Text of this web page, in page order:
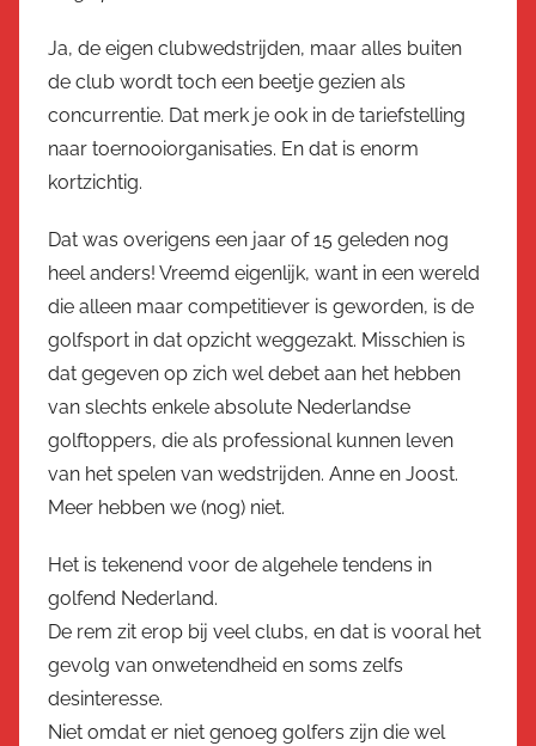
Ja, de eigen clubwedstrijden, maar alles buiten
de club wordt toch een beetje gezien als
concurrentie. Dat merk je ook in de tariefstelling
naar toernooiorganisaties. En dat is enorm
kortzichtig.
Dat was overigens een jaar of 15 geleden nog
heel anders! Vreemd eigenlijk, want in een wereld
die alleen maar competitiever is geworden, is de
golfsport in dat opzicht weggezakt. Misschien is
dat gegeven op zich wel debet aan het hebben
van slechts enkele absolute Nederlandse
golftoppers, die als professional kunnen leven
van het spelen van wedstrijden. Anne en Joost.
Meer hebben we (nog) niet.
Het is tekenend voor de algehele tendens in
golfend Nederland.
De rem zit erop bij veel clubs, en dat is vooral het
gevolg van onwetendheid en soms zelfs
desinteresse.
Niet omdat er niet genoeg golfers zijn die wel